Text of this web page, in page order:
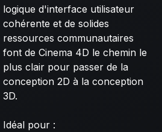
logique d'interface utilisateur
cohérente et de solides
ressources communautaires
font de Cinema 4D le chemin le
plus clair pour passer de la
conception 2D à la conception
3D.
Idéal pour :